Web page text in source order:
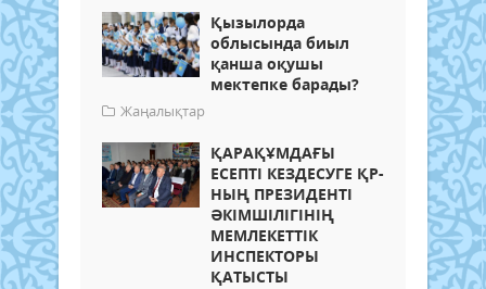
Қызылорда
облысында биыл
қанша оқушы
мектепке барады?
Жаңалықтар
ҚАРАҚҰМДАҒЫ
ЕСЕПТІ КЕЗДЕСУГЕ ҚР-
НЫҢ ПРЕЗИДЕНТІ
ӘКІМШІЛІГІНІҢ
МЕМЛЕКЕТТІК
ИНСПЕКТОРЫ
ҚАТЫСТЫ